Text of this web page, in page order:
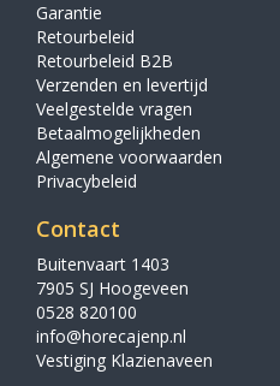
Garantie
Retourbeleid
Retourbeleid B2B
Verzenden en levertijd
Veelgestelde vragen
Betaalmogelijkheden
Algemene voorwaarden
Privacybeleid
Contact
Buitenvaart 1403
7905 SJ Hoogeveen
0528 820100
info@horecajenp.nl
Vestiging Klazienaveen